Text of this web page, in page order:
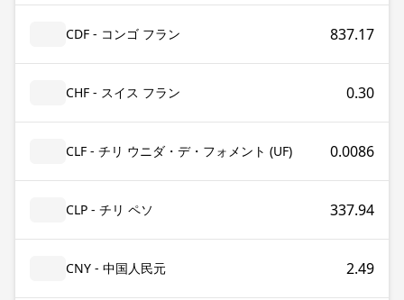
CDF - コンゴ フラン 837.17
CHF - スイス フラン 0.30
CLF - チリ ウニダ・デ・フォメント (UF) 0.0086
CLP - チリ ペソ 337.94
CNY - 中国人民元 2.49